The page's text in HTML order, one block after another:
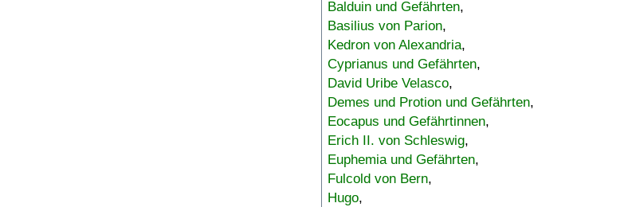
Balduin und Gefährten,
Basilius von Parion,
Kedron von Alexandria,
Cyprianus und Gefährten,
David Uribe Velasco,
Demes und Protion und Gefährten,
Eocapus und Gefährtinnen,
Erich II. von Schleswig,
Euphemia und Gefährten,
Fulcold von Bern,
Hugo,